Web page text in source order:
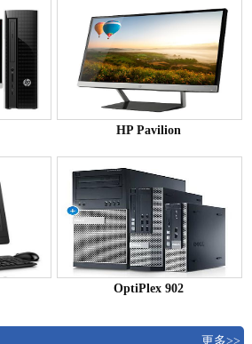
HP Pavilion
OptiPlex 902
更多>>